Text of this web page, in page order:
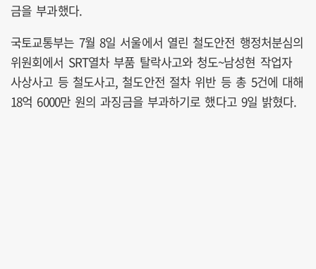
금을 부과했다.
국토교통부는 7월 8일 서울에서 열린 철도안전 행정처분심의
위원회에서 SRT열차 부품 탈락사고와 청도~남성현 작업자
사상사고 등 철도사고, 철도안전 절차 위반 등 총 5건에 대해
18억 6000만 원의 과징금을 부과하기로 했다고 9일 밝혔다.